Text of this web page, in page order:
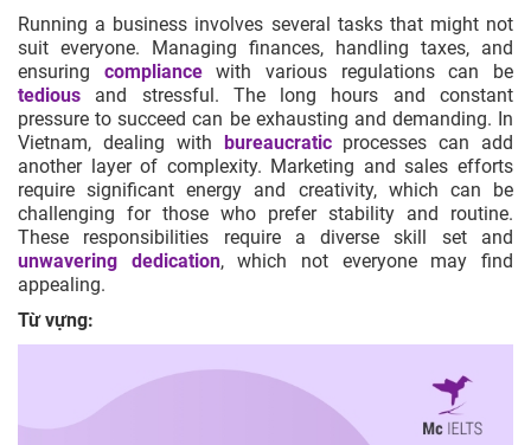
Running a business involves several tasks that might not
suit everyone. Managing finances, handling taxes, and
ensuring compliancewith various regulations can be
tedious and stressful. The long hours and constant
pressure to succeed can be exhausting and demanding. In
Vietnam, dealing with bureaucratic processes can add
another layer of complexity. Marketing and sales efforts
require significant energy and creativity, which can be
challenging for those who prefer stability and routine.
These responsibilities require a diverse skill set and
unwavering dedication, which not everyone may find
appealing.
Từ vựng: